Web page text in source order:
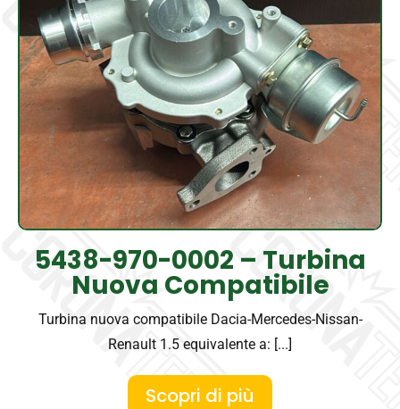
5438-970-0002 – Turbina
Nuova Compatibile
Turbina nuova compatibile Dacia-Mercedes-Nissan-
Renault 1.5 equivalente a: [...]
Scopri di più